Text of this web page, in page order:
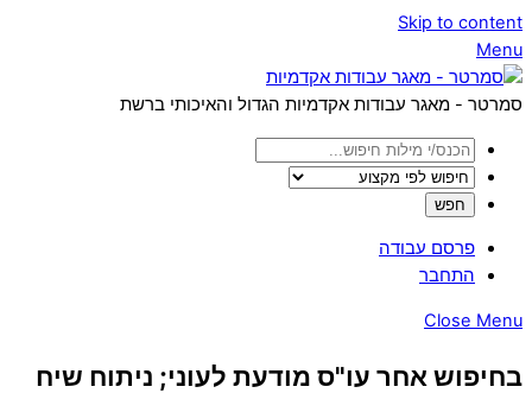
Skip to content
Menu
סמרטר - מאגר עבודות אקדמיות הגדול והאיכותי ברשת
פרסם עבודה
התחבר
Close Menu
בחיפוש אחר עו"ס מודעת לעוני; ניתוח שיח